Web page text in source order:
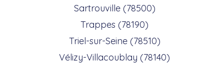
Sartrouville (78500)
Trappes (78190)
Triel-sur-Seine (78510)
Vélizy-Villacoublay (78140)